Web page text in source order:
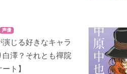
声優
じる好きなキャラ
澤？それとも禪院
ト】